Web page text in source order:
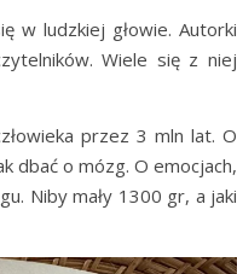
w ludzkiej głowie. Autorki
Wiele się z niej
przez 3 mln lat. O
dbać o mózg. O emocjach,
Niby mały 1300 gr, a jaki